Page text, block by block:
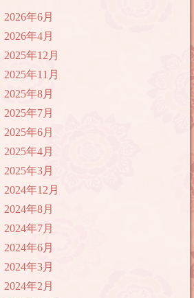
2026年6月
2026年4月
2025年12月
2025年11月
2025年8月
2025年7月
2025年6月
2025年4月
2025年3月
2024年12月
2024年8月
2024年7月
2024年6月
2024年3月
2024年2月